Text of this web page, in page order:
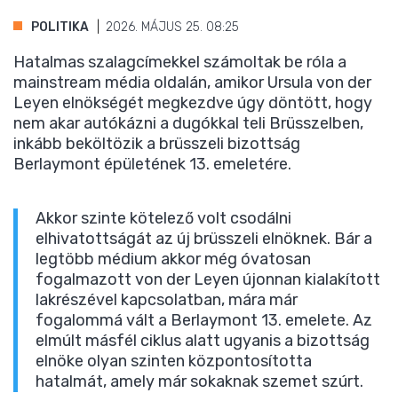
POLITIKA 2026. MÁJUS 25. 08:25
Hatalmas szalagcímekkel számoltak be róla a
mainstream média oldalán, amikor Ursula von der
Leyen elnökségét megkezdve úgy döntött, hogy
nem akar autókázni a dugókkal teli Brüsszelben,
inkább beköltözik a brüsszeli bizottság
Berlaymont épületének 13. emeletére.
Akkor szinte kötelező volt csodálni
elhivatottságát az új brüsszeli elnöknek. Bár a
legtöbb médium akkor még óvatosan
fogalmazott von der Leyen újonnan kialakított
lakrészével kapcsolatban, mára már
fogalommá vált a Berlaymont 13. emelete. Az
elmúlt másfél ciklus alatt ugyanis a bizottság
elnöke olyan szinten központosította
hatalmát, amely már sokaknak szemet szúrt.